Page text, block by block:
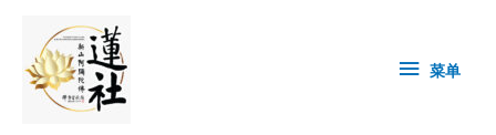
content
单 菜单